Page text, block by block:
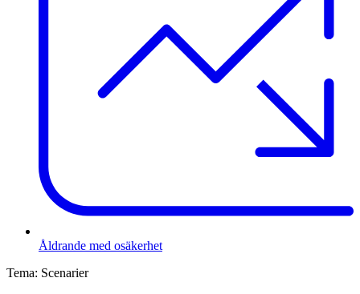
Åldrande med osäkerhet
Tema: Scenarier